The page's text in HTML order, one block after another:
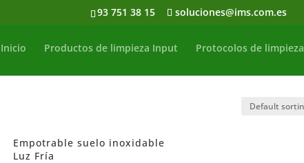
93 751 38 15 soluciones@ims.com.es
Inicio Productos de limpieza Input Protocolos de limpieza
Empotrable suelo inoxidable
Luz Fría